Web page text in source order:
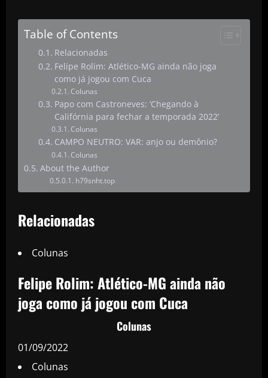
Table of Contents
Relacionadas
Felipe Rolim: Atlético-MG ainda não joga
como já jogou com Cuca
Colunas
Papo com Castroneves: ‘Chegando à
Califórnia para fechar a temporada 2022’
Colunas
CAMPO NEUTRO: VAR: anjo ou demônio?
Colunas
About the Author
h79snht.top
Relacionadas
Colunas
Felipe Rolim: Atlético-MG ainda não
joga como já jogou com Cuca
Colunas
01/09/2022
Colunas